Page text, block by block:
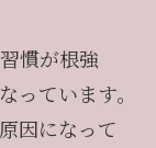
慣が根強
っています。
因になって